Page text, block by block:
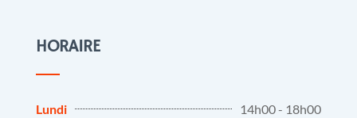
HORAIRE
Lundi
14h00 - 18h00